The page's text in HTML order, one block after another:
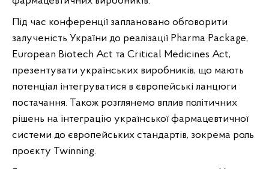
Під час конференції заплановано обговорити
залученість України до реалізації Pharma Package,
European Biotech Act та Critical Medicines Act,
презентувати українських виробників, що мають
потенціал інтегруватися в європейські ланцюги
постачання. Також розглянемо вплив політичних
рішень на інтеграцію української фармацевтичної
системи до європейських стандартів, зокрема роль
проєкту Twinning.